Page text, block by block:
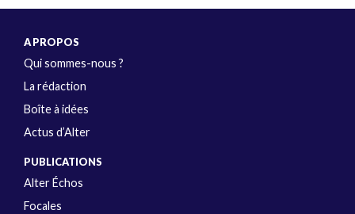
A PROPOS
Qui sommes-nous ?
La rédaction
Boîte à idées
Actus d’Alter
PUBLICATIONS
Alter Échos
Focales